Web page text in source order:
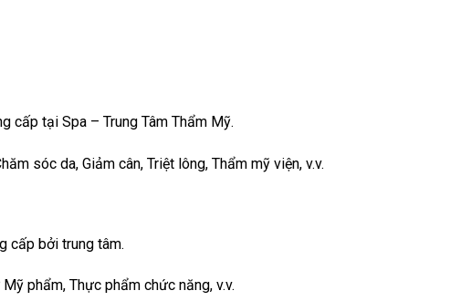
cấp tại Spa – Trung Tâm Thẩm Mỹ.
sóc da, Giảm cân, Triệt lông, Thẩm mỹ viện, v.v.
cấp bởi trung tâm.
phẩm, Thực phẩm chức năng, v.v.